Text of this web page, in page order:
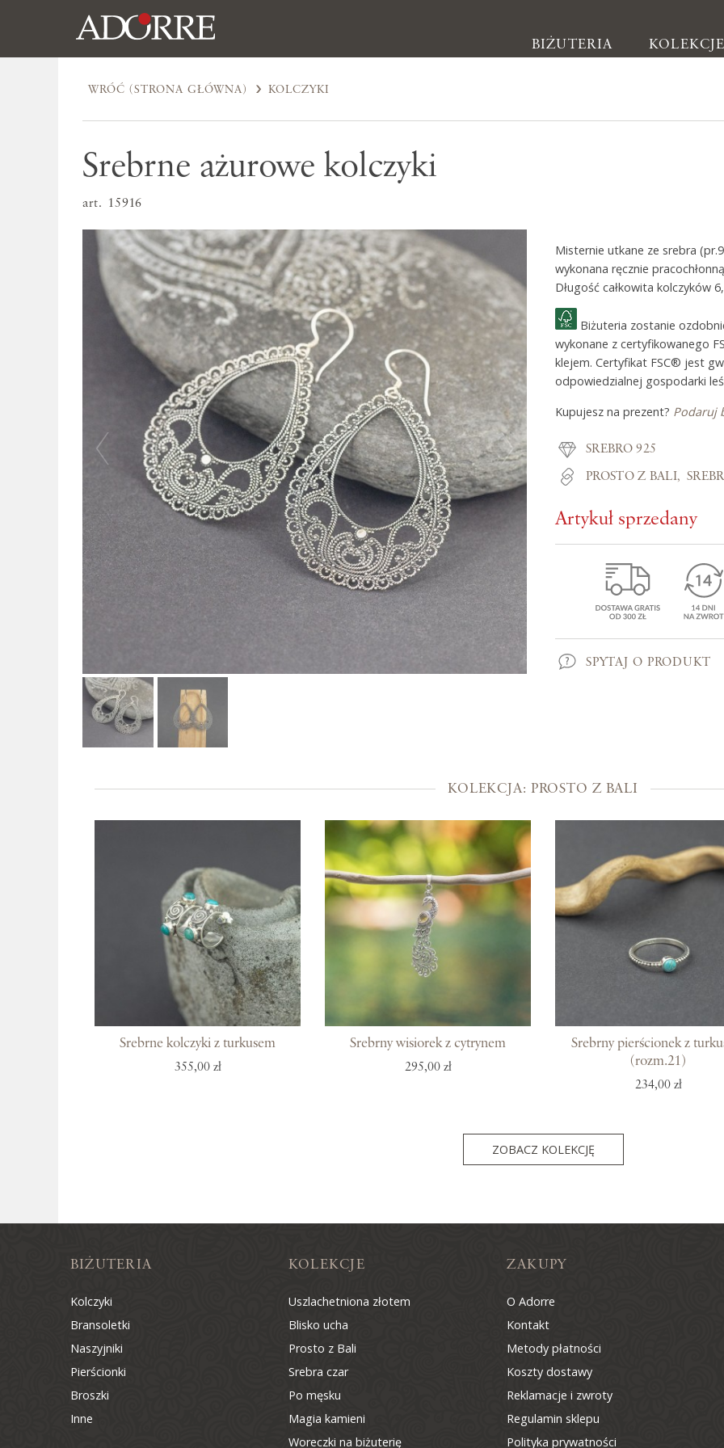
BIŻUTERIA KOLEKCJE
Biżuteria
Pierścionki
Broszki
Inne
Z miłości
O Adorre
Wyspa pełna inspiracji
Prosto z Bali
Srebra czar
Magia kamieni
Po męsku
Woreczki na biżuterię
WRÓĆ (STRONA GŁÓWNA) KOLCZYKI
Srebrne ażurowe kolczyki
art. 15916
Misternie utkane ze srebra
wykonana ręcznie
Długość całkowita kolczyków
Biżuteria zostanie
wykonane z certyfikowanego
klejem. Certyfikat FSC® jest
odpowiedzialnej gospodarki
Kupujesz na prezent? Podaruj
SREBRO 925
PROSTO Z BALI
Artykuł sprzedany
SPYTAJ O PRODUKT
KOLEKCJA: PROSTO Z BALI
Srebrne kolczyki z turkusem
355,00 zł
Srebrny wisiorek z cytrynem
295,00 zł
Srebrny pierścionek z
(rozm.21)
234,00 zł
ZOBACZ KOLEKCJĘ
BIŻUTERIA
Kolczyki
Bransoletki
Naszyjniki
Pierścionki
Broszki
Inne
KOLEKCJE
Uszlachetniona złotem
Blisko ucha
Prosto z Bali
Srebra czar
Po męsku
Magia kamieni
Woreczki na biżuterię
ZAKUPY
O Adorre
Kontakt
Metody płatności
Koszty dostawy
Reklamacje i zwroty
Regulamin sklepu
Polityka prywatności